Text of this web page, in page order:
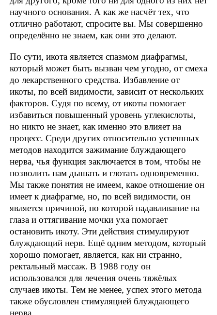
научного основания. А как же насчёт тех, что
отлично работают, спросите вы. Мы совершенно
определённо не знаем, как они это делают.
По сути, икота является спазмом диафрагмы,
который может быть вызван чем угодно, от смеха
до лекарственного средства. Избавление от
икоты, по всей видимости, зависит от нескольких
факторов. Судя по всему, от икоты помогает
избавиться повышенный уровень углекислоты,
но никто не знает, как именно это влияет на
процесс. Среди других относительно успешных
методов находится зажимание блуждающего
нерва, чья функция заключается в том, чтобы не
позволить нам дышать и глотать одновременно.
Мы также понятия не имеем, какое отношение он
имеет к диафрагме, но, по всей видимости, он
является причиной, по которой надавливание на
глаза и оттягивание мочки уха помогает
остановить икоту. Эти действия стимулируют
блуждающий нерв. Ещё одним методом, который
хорошо помогает, является, как ни странно,
ректальный массаж. В 1988 году он
использовался для лечения очень тяжёлых
случаев икоты. Тем не менее, успех этого метода
также обусловлен стимуляцией блуждающего
нерва.